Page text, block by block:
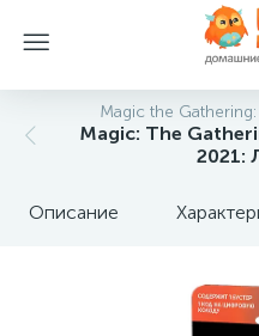
Magic the
Magic: The
2021:
Описание